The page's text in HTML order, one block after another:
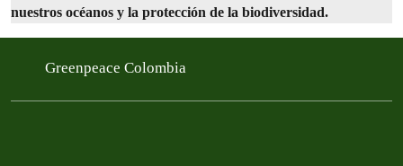
nuestros océanos y la protección de la biodiversidad.
Greenpeace Colombia